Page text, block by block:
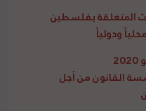
المتعلقة بفلسطين
ودولياً
من أجل